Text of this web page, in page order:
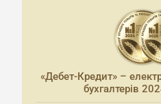
«Дебет-Кредит» –
бухгалтерів